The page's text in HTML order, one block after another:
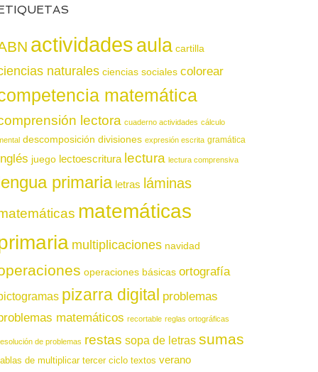
actividadesaula cartilla
naturales ciencias sociales colorear
matemática
lectora cuaderno actividades cálculo
descomposición divisiones expresión escrita gramática
juego lectoescritura lectura lectura comprensiva
primaria letras láminas
matemáticas
multiplicaciones navidad
operaciones básicas ortografía
pizarra digital problemas
matemáticos recortable reglas ortográficas
de problemas restas sopa de letras sumas
de multiplicar tercer ciclo textos verano